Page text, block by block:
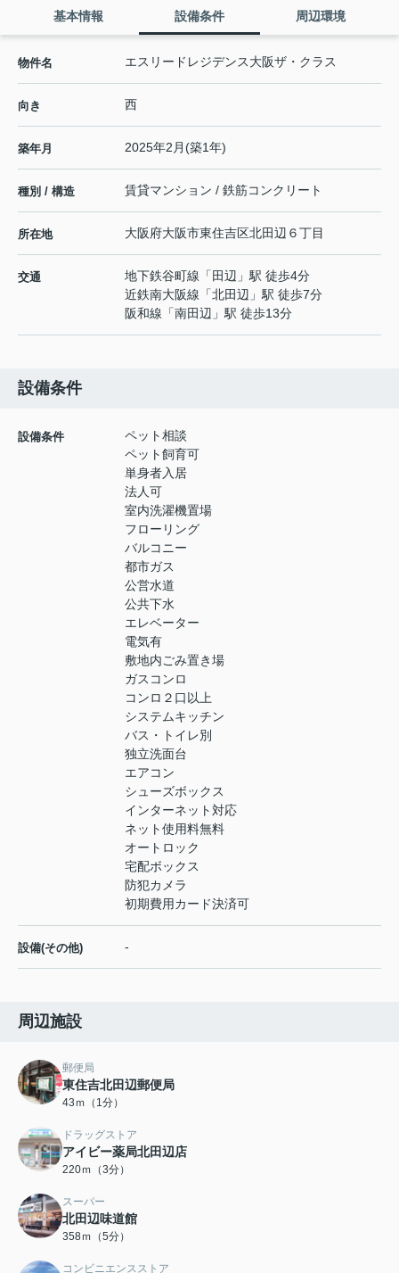
基本情報 設備条件 周辺環境
物件名 エスリードレジデンス大阪ザ・クラス
向き 西
築年月 2025年2月(築1年)
種別 / 構造 賃貸マンション / 鉄筋コンクリート
所在地 大阪府大阪市東住吉区北田辺 ６丁目
交通 地下鉄谷町線 「 田辺 」駅 徒歩4分
近鉄南大阪線 「北田辺 」駅 徒歩7分
阪和線 「南田辺 」駅 徒歩13分
設備条件
設備条件
ペット相談
ペット飼育可
単身者入居
法人可
室内洗濯機置場
フローリング
バルコニー
都市ガス
公営水道
公共下水
エレベーター
電気有
敷地内ごみ置き場
ガスコンロ
コンロ２口以上
システムキッチン
バス・トイレ別
独立洗面台
エアコン
シューズボックス
インターネット対応
ネット使用料無料
オートロック
宅配ボックス
防犯カメラ
初期費用カード決済可
設備(その他) -
周辺施設
郵便局
東住吉北田辺郵便局
43ｍ（1分）
ドラッグストア
アイビー薬局北田辺店
220ｍ（3分）
スーパー
北田辺味道館
358ｍ（5分）
コンビニエンスストア